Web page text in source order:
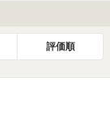
評価順